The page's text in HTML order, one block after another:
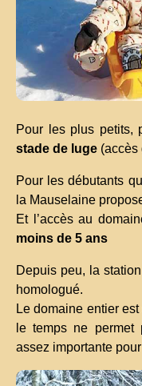
Pour les plus petits,
stade de luge (accès
Pour les débutants
la Mauselaine
Et l’accès au
moins de 5 ans
Depuis peu, la
homologué.
Le domaine entier
le temps ne permet
assez importante